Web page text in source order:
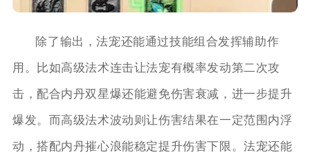
除了输出，法宠还能通过技能组合发挥辅助作
用。比如高级法术连击让法宠有概率发动第二次攻
击，配合内丹双星爆还能避免伤害衰减，进一步提升
爆发。而高级法术波动则让伤害结果在一定范围内浮
动，搭配内丹摧心浪能稳定提升伤害下限。法宠还能